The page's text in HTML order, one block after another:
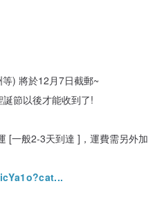
) 將於12月7日截郵~
節以後才能收到了!
[一般2-3天到達 ]，運費需另外加